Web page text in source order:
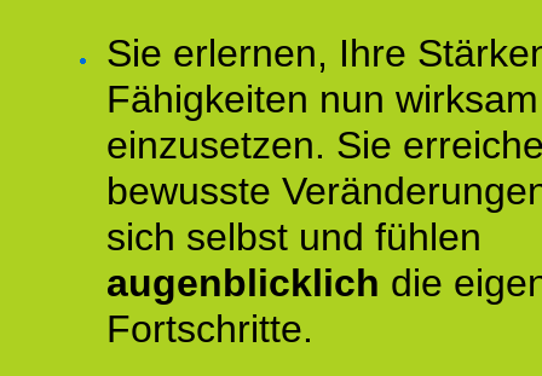
Sie erlernen, Ihre
Fähigkeiten nun wirksam
einzusetzen. Sie
bewusste
sich selbst und fühlen
augenblicklich die
Fortschritte.